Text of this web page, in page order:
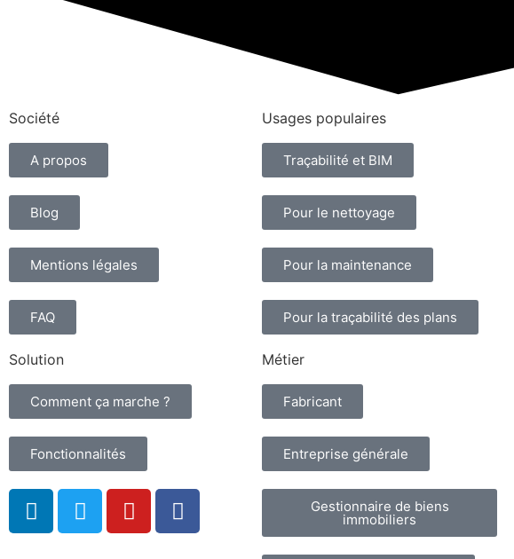
Société
A propos
Blog
Mentions légales
FAQ
Solution
Comment ça marche ?
Fonctionnalités
Usages populaires
Traçabilité et BIM
Pour le nettoyage
Pour la maintenance
Pour la traçabilité des plans
Métier
Fabricant
Entreprise générale
Gestionnaire de biens
immobiliers